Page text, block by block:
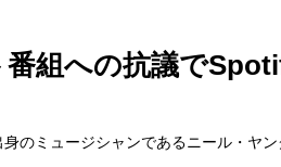
組への抗議で
のミュージシャンであるニール・ヤ